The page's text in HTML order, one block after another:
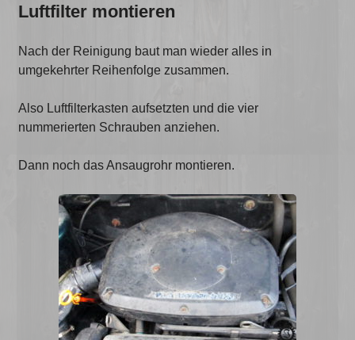
Luftfilter montieren
Nach der Reinigung baut man wieder alles in
umgekehrter Reihenfolge zusammen.
Also Luftfilterkasten aufsetzten und die vier
nummerierten Schrauben anziehen.
Dann noch das Ansaugrohr montieren.